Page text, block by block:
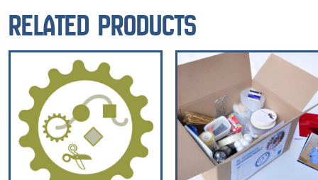
RELATED PRODUCTS